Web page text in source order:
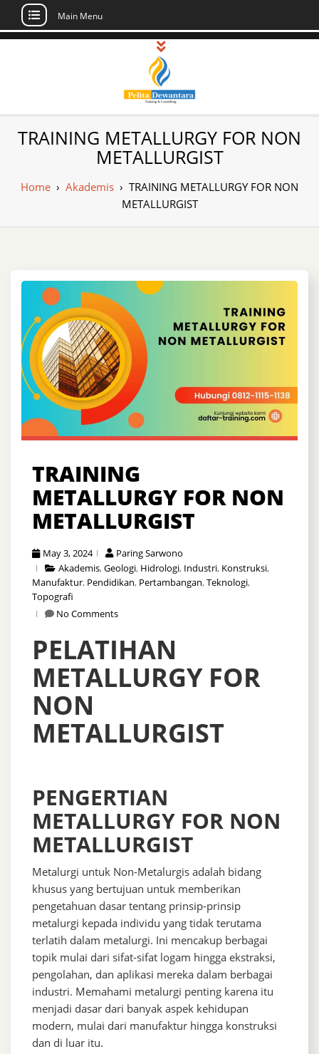
Skip
Main Menu
Pusat Pelatihan
dan Sertifikasi –
Daftar Training
Indonesia
Sertifikasi di Indonesia
TRAINING METALLURGY FOR NON
METALLURGIST
Home › Akademis › TRAINING METALLURGY FOR NON
METALLURGIST
TRAINING
METALLURGY FOR NON
METALLURGIST
May 3, 2024
Paring Sarwono
Akademis,Geologi, Hidrologi, Industri, Konstruksi,
Manufaktur, Pendidikan, Pertambangan,Teknologi,
Topografi
No Comments
PELATIHAN
METALLURGY FOR
NON
METALLURGIST
PENGERTIAN
METALLURGY FOR NON
METALLURGIST
Metalurgi untuk Non-Metalurgis adalah bidang
khusus yang bertujuan untuk memberikan
pengetahuan dasar tentang prinsip-prinsip
metalurgi kepada individu yang tidak terutama
terlatih dalam metalurgi. Ini mencakup berbagai
topik mulai dari sifat-sifat logam hingga ekstraksi,
pengolahan, dan aplikasi mereka dalam berbagai
industri. Memahami metalurgi penting karena itu
menjadi dasar dari banyak aspek kehidupan
modern, mulai dari manufaktur hingga konstruksi
dan di luar itu.